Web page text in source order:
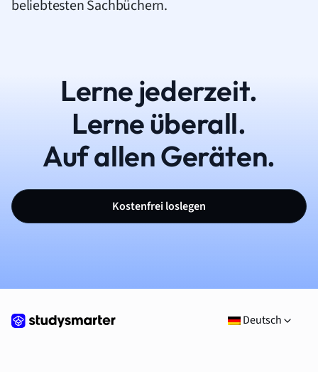
beliebtesten Sachbüchern.
Lerne jederzeit.
Lerne überall.
Auf allen Geräten.
Kostenfrei loslegen
Deutsch